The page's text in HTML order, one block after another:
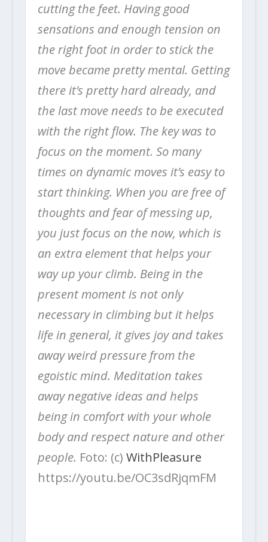
cutting the feet. Having good
sensations and enough tension on
the right foot in order to stick the
move became pretty mental. Getting
there it’s pretty hard already, and
the last move needs to be executed
with the right flow. The key was to
focus on the moment. So many
times on dynamic moves it’s easy to
start thinking. When you are free of
thoughts and fear of messing up,
you just focus on the now, which is
an extra element that helps your
way up your climb. Being in the
present moment is not only
necessary in climbing but it helps
life in general, it gives joy and takes
away weird pressure from the
egoistic mind. Meditation takes
away negative ideas and helps
being in comfort with your whole
body and respect nature and other
people. Foto: (c) WithPleasure
https://youtu.be/OC3sdRjqmFM